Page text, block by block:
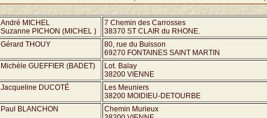
André MICHEL
Suzanne PICHON (MICHEL )
7 Chemin des Carrosses
38370 ST CLAIR du RHONE.
Gérard THOUY
80, rue du Buisson
69270 FONTAINES SAINT MARTIN
Michèle GUEFFIER (BADET)
Lot. Balay
38200 VIENNE
Jacqueline DUCOTÉ
Les Meuniers
38200 MOIDIEU-DETOURBE
Paul BLANCHON
Chemin Murieux